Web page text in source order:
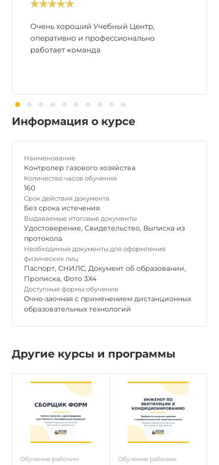
Очень хороший Учебный Центр,
оперативно и профессионально
работает команда
Информация о курсе
Наименование
Контролер газового хозяйства
Количество часов обучения
160
Срок действия документа
Без срока истечения
Выдаваемые итоговые документы
Удостоверение, Свидетельство, Выписка из
протокола
Необходимые документы для оформления
физических лиц
Паспорт, СНИЛС, Документ об образовании,
Прописка, Фото 3Х4
Доступные формы обучения
Очно-заочная с применением дистанционных
образовательных технологий
Другие курсы и программы
Обучение рабочим
Обучение рабочим